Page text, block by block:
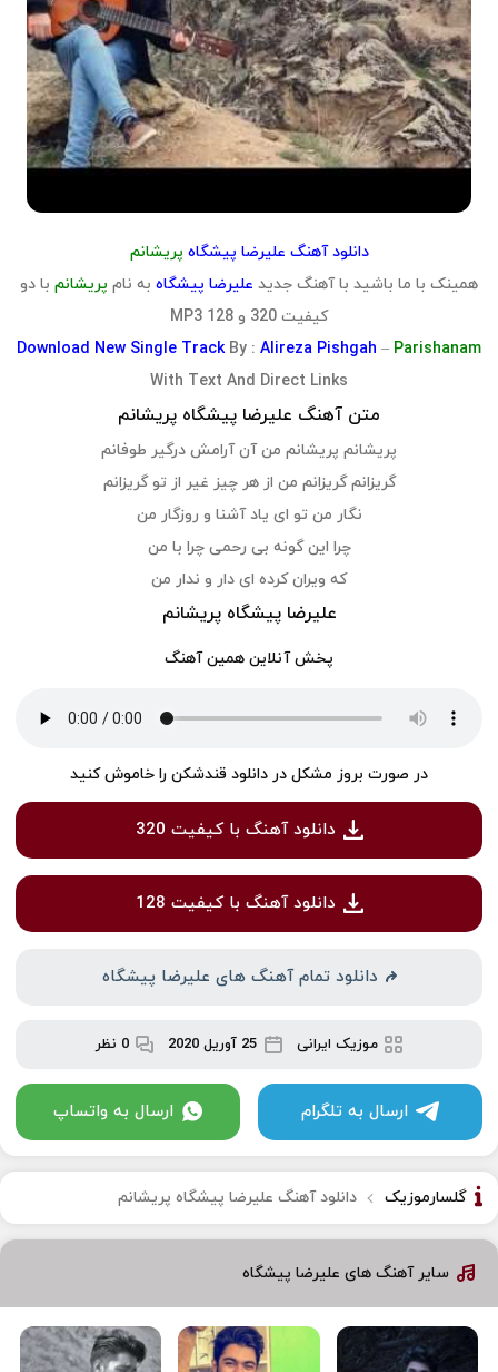
دانلود آهنگ علیرضا پیشگاه پریشانم
همینک با ما باشید با آهنگ جدید علیرضا پیشگاه به نام پریشانم با دو
کیفیت 320 و 128 MP3
Download New Single Track By : Alireza Pishgah – Parishanam
With Text And Direct Links
متن آهنگ علیرضا پیشگاه پریشانم
پریشانم پریشانم من آن آرامش درگیر طوفانم
گریزانم گریزانم من از هر چیز غیر از تو گریزانم
نگار من تو ای یاد آشنا و روزگار من
چرا این گونه بی رحمی چرا با من
که ویران کرده ای دار و ندار من
علیرضا پیشگاه پریشانم
پخش آنلاین همین آهنگ
در صورت بروز مشکل در دانلود قندشکن را خاموش کنید
دانلود آهنگ با کیفیت 320
دانلود آهنگ با کیفیت 128
دانلود تمام آهنگ های علیرضا پیشگاه
موزیک ایرانی 25 آوریل 2020 0 نظر
ارسال به تلگرام ارسال به واتساپ
گلسارموزیک دانلود آهنگ علیرضا پیشگاه پریشانم
سایر آهنگ های علیرضا پیشگاه